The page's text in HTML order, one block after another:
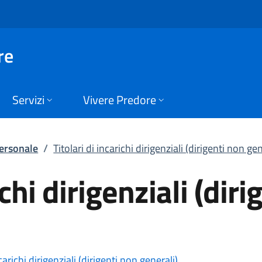
Servizi Vivere Predore
/ Titolari di incarichi dirigenziali (dirigenti non
dirigenziali